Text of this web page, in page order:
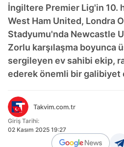
İngiltere Premier Lig'in 10.
West Ham United, Londra
Stadyumu'nda Newcastle
Zorlu karşılaşma boyunca
sergileyen ev sahibi ekip,
ederek önemli bir galibiyet
Takvim.com.tr
Giriş Tarihi:
02 Kasım 2025 19:27